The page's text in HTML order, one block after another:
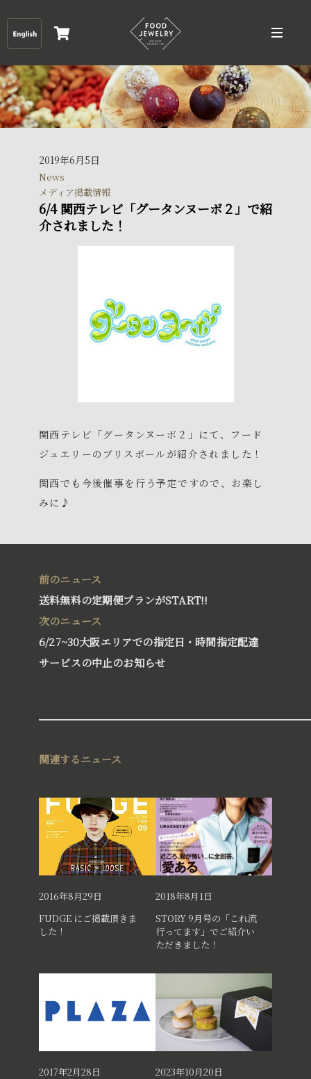
AUSSIE CAKE™
オージーケーキ
2019年6月5日
News
メディア掲載情報
6/4 関西テレビ「グータンヌーボ２」で紹
介されました！
関西テレビ「グータンヌーボ２」にて、フード
ジュエリーのブリスボールが紹介されました！
関西でも今後催事を行う予定ですので、お楽し
みに♪
前のニュース
送料無料の定期便プランがSTART!!
次のニュース
6/27~30大阪エリアでの指定日・時間指定配達
サービスの中止のお知らせ
関連するニュース
2016年8月29日
FUDGE にご掲載頂きま
した！
2018年8月1日
STORY 9月号の「これ流
行ってます」でご紹介い
ただきました！
2017年2月28日
2023年10月20日